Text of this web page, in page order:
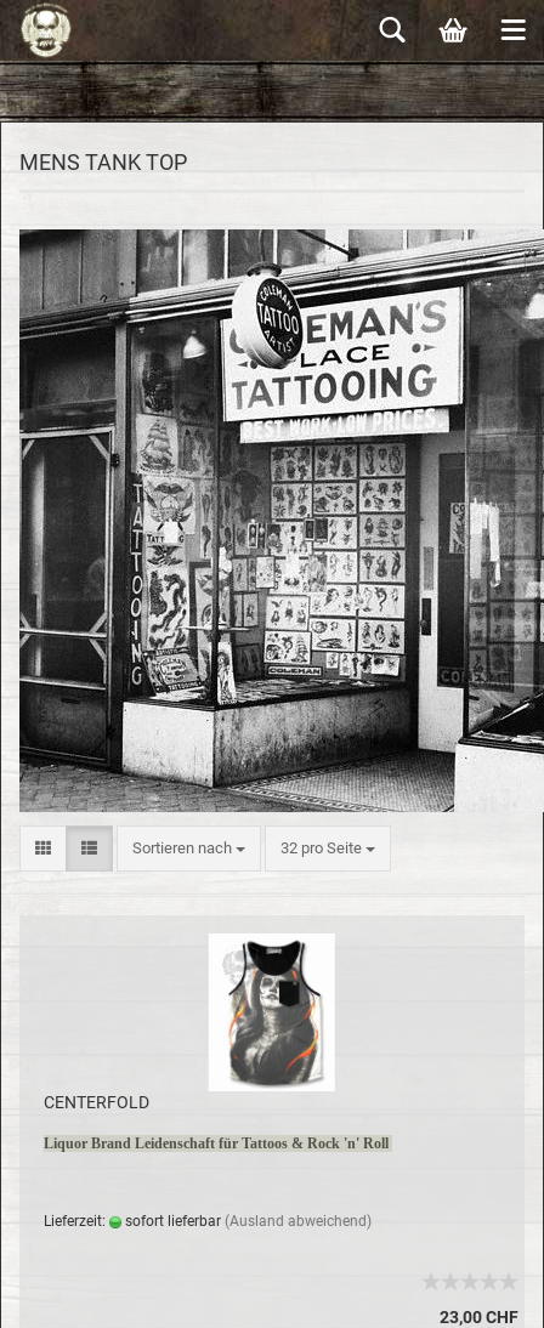
MENS TANK TOP
Sortieren nach 32 pro Seite
CEN­TER­FOLD
Li­quor Brand Lei­den­schaft für Tat­toos & Rock 'n' Roll
Lie­fer­zeit: so­fort lie­fer­bar (Aus­land ab­wei­chend)
23,00 CHF